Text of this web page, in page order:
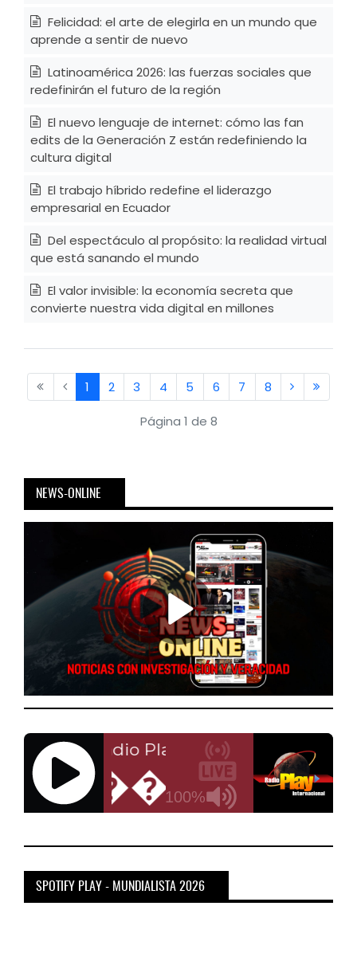
Felicidad: el arte de elegirla en un mundo que
aprende a sentir de nuevo
Latinoamérica 2026: las fuerzas sociales que
redefinirán el futuro de la región
El nuevo lenguaje de internet: cómo las fan
edits de la Generación Z están redefiniendo la
cultura digital
El trabajo híbrido redefine el liderazgo
empresarial en Ecuador
Del espectáculo al propósito: la realidad virtual
que está sanando el mundo
El valor invisible: la economía secreta que
convierte nuestra vida digital en millones
1 2 3 4 5 6 7 8
Página 1 de 8
NEWS-ONLINE
SPOTIFY PLAY - MUNDIALISTA 2026